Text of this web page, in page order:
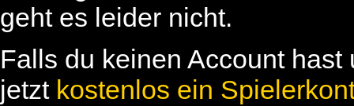
geht es leider nicht.
Falls du keinen Account
jetzt kostenlos ein